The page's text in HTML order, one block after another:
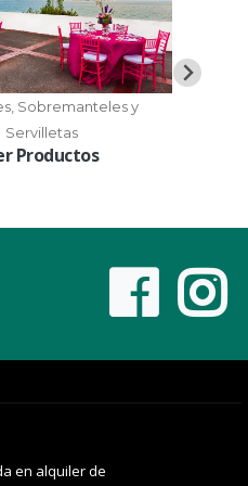
Sobremanteles y
Servilletas
Productos
en alquiler de